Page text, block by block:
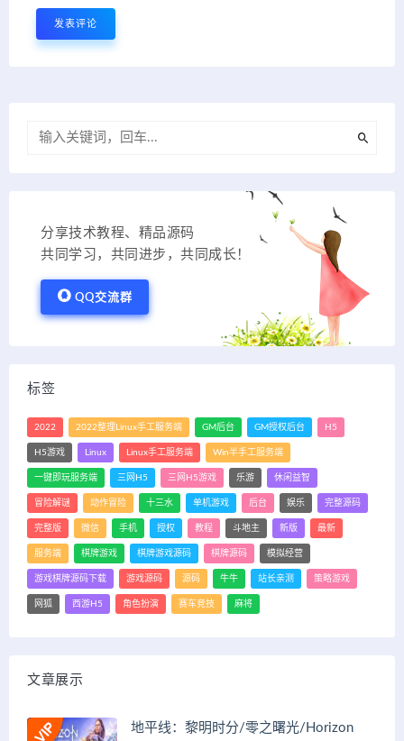
分享技术教程、精品源码
共同学习，共同进步，共同成长！
QQ交流群
标签
2022 2022整理Linux手工服务端 GM后台 GM授权后台 H5
H5游戏 Linux Linux手工服务端 Win半手工服务端
一键即玩服务端 三网H5 三网H5游戏 乐游 休闲益智
冒险解谜 动作冒险 十三水 单机游戏 后台 娱乐 完整源码
完整版 微信 手机 授权 教程 斗地主 新版 最新
服务端 棋牌游戏 棋牌游戏源码 棋牌源码 模拟经营
游戏棋牌源码下载 游戏源码 源码 牛牛 站长亲测 策略游戏
网狐 西游H5 角色扮演 赛车竞技 麻将
文章展示
地平线：黎明时分/零之曙光/Horizon